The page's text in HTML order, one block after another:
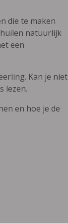
die te maken
natuurlijk
een
Kan je niet
lezen.
en hoe je de